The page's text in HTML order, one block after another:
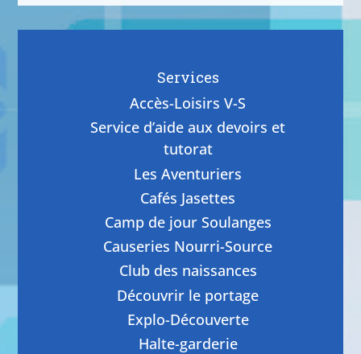
Services
Accès-Loisirs V-S
Service d’aide aux devoirs et
tutorat
Les Aventuriers
Cafés Jasettes
Camp de jour Soulanges
Causeries Nourri-Source
Club des naissances
Découvrir le portage
Explo-Découverte
Halte-garderie